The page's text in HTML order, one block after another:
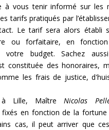
à vous tenir informé sur les
tarifs pratiqués par
Le tarif sera alors établi
ou forfaitaire, en
budget. Sachez
constituée des honoraires,
les frais de justice,
à Lille, MaîtreNicolas
en fonction de la fortune
cas, il peut arriver que